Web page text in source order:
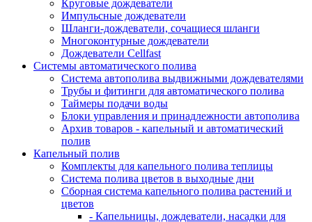
Круговые дождеватели
Импульсные дождеватели
Шланги-дождеватели, сочащиеся шланги
Многоконтурные дождеватели
Дождеватели Cellfast
Системы автоматического полива
Система автополива выдвижными дождевателями
Трубы и фитинги для автоматического полива
Таймеры подачи воды
Блоки управления и принадлежности автополива
Архив товаров - капельный и автоматический
полив
Капельный полив
Комплекты для капельного полива теплицы
Система полива цветов в выходные дни
Сборная система капельного полива растений и
цветов
- Капельницы, дождеватели, насадки для